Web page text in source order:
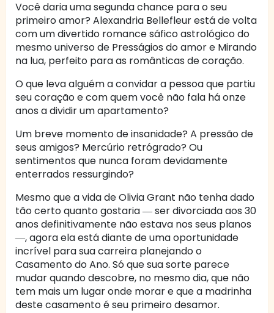
Você daria uma segunda chance para o seu
primeiro amor? Alexandria Bellefleur está de volta
com um divertido romance sáfico astrológico do
mesmo universo de Presságios do amor e Mirando
na lua, perfeito para as românticas de coração.
O que leva alguém a convidar a pessoa que partiu
seu coração e com quem você não fala há onze
anos a dividir um apartamento?
Um breve momento de insanidade? A pressão de
seus amigos? Mercúrio retrógrado? Ou
sentimentos que nunca foram devidamente
enterrados ressurgindo?
Mesmo que a vida de Olivia Grant não tenha dado
tão certo quanto gostaria ― ser divorciada aos 30
anos definitivamente não estava nos seus planos
―, agora ela está diante de uma oportunidade
incrível para sua carreira planejando o
Casamento do Ano. Só que sua sorte parece
mudar quando descobre, no mesmo dia, que não
tem mais um lugar onde morar e que a madrinha
deste casamento é seu primeiro desamor.